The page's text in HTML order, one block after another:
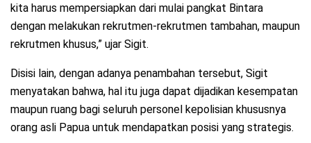
kita harus mempersiapkan dari mulai pangkat Bintara
dengan melakukan rekrutmen-rekrutmen tambahan, maupun
rekrutmen khusus,” ujar Sigit.
Disisi lain, dengan adanya penambahan tersebut, Sigit
menyatakan bahwa, hal itu juga dapat dijadikan kesempatan
maupun ruang bagi seluruh personel kepolisian khususnya
orang asli Papua untuk mendapatkan posisi yang strategis.